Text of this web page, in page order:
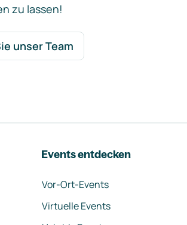
zu lassen!
unser Team
Events entdecken
Vor-Ort-Events
Virtuelle Events